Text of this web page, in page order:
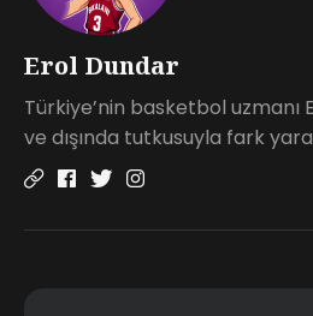
Erol Dundar
Türkiye’nin basketbol uzmanı
ve dışında tutkusuyla fark